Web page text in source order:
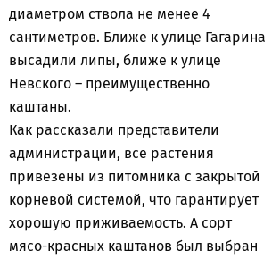
диаметром ствола не менее 4
сантиметров. Ближе к улице Гагарина
высадили липы, ближе к улице
Невского – преимущественно
каштаны.
Как рассказали представители
администрации, все растения
привезены из питомника с закрытой
корневой системой, что гарантирует
хорошую приживаемость. А сорт
мясо-красных каштанов был выбран